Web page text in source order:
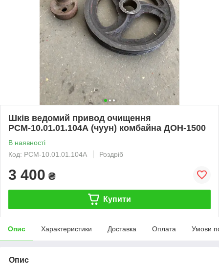
Шків ведомий привод очищення
РСМ-10.01.01.104А (чуун) комбайна ДОН-1500
В наявності
Код: РСМ-10.01.01.104А
Роздріб
3 400 ₴
Купити
Опис Характеристики Доставка Оплата Умови
Опис